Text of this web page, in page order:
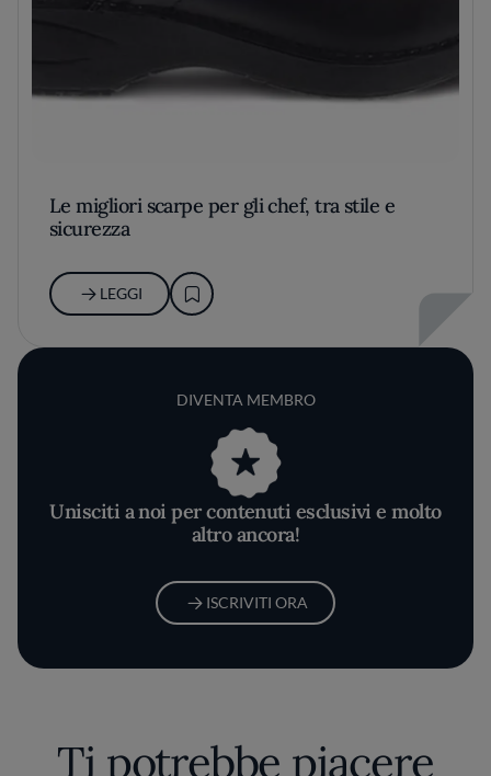
Le migliori scarpe per gli chef, tra stile e
sicurezza
LEGGI
DIVENTA MEMBRO
Unisciti a noi per contenuti esclusivi e molto
altro ancora!
ISCRIVITI ORA
Ti potrebbe piacere